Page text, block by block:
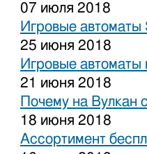
07 июля 2018
Игровые автоматы
25 июня 2018
Игровые
21 июня 2018
Почему на Вулкан
18 июня 2018
Ассортимент